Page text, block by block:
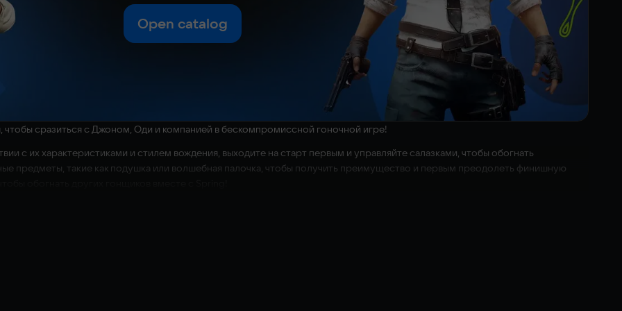
Open catalog
чтобы сразиться с Джоном, Оди и компанией в бескомпромиссной гоночной игре!
с их характеристиками и стилем вождения, выходите на старт первым и управляйте салазками, чтобы обогнать
предметы, такие как подушка или волшебная палочка, чтобы получить преимущество и первым преодолеть финишную
режиме с участием до восьми игроков на 16 культовых трассах из мира Гарфилда.